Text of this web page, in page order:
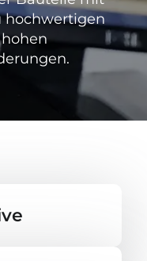
hochwertigen